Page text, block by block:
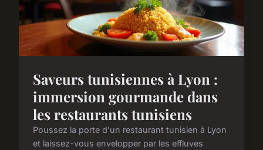
Saveurs tunisiennes à Lyon :
immersion gourmande dans
les restaurants tunisiens
Poussez la porte d'un restaurant tunisien à Lyon
et laissez-vous envelopper par les effluves